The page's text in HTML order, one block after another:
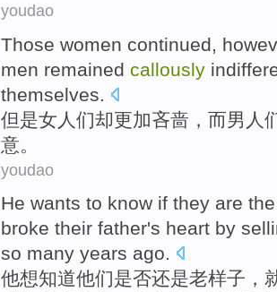
youdao
Those women continued,
men remained callously
themselves.
但是女 人们却更加吝啬， 而男人
意。
youdao
He wants to know if they are
broke their father's heart by
so many years ago.
他想知道他们是否还是老样子，